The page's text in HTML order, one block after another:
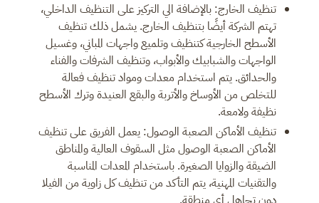
تنظيف الخارج: بالإضافة الي التركيز على التنظيف الداخلي،
تهتم الشركة أيضًا بتنظيف الخارج. يشمل ذلك تنظيف
الأسطح الخارجية كتنظيف وتلميع واجهات المباني، وغسيل
الواجهات والشبابيك والأبواب، وتنظيف الشرفات والفناء
والحدائق. يتم استخدام معدات ومواد تنظيف فعالة
للتخلص من الأوساخ والأتربة والبقع العنيدة وترك الأسطح
نظيفة ولامعة.
تنظيف الأماكن الصعبة الوصول: يعمل الفريق على تنظيف
الأماكن الصعبة الوصول مثل السقوف العالية والمناطق
الضيقة والزوايا الصغيرة. باستخدام المعدات المناسبة
والتقنيات المهنية، يتم التأكد من تنظيف كل زاوية من الفيلا